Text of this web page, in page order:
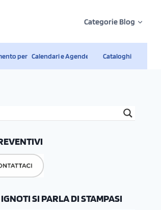
Categorie Blog
personalizzato
Calendari e Agende Cataloghi
SI PARLA DI STAMPASI